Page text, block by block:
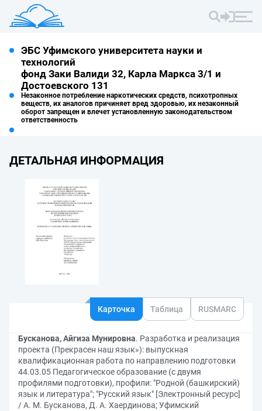
ЭБС Уфимского университета науки и
технологий
фонд Заки Валиди 32, Карла Маркса 3/1 и
Достоевского 131
Незаконное потребление наркотических средств, психотропных
веществ, их аналогов причиняет вред здоровью, их незаконный
оборот запрещен и влечет установленную законодательством
ответственность
ДЕТАЛЬНАЯ ИНФОРМАЦИЯ
Карточка Таблица RUSMARC
Бусканова, Айгиза Мунировна. Разработка и реализация
проекта (Прекрасен наш язык»): выпускная
квалификационная работа по направлению подготовки
44.03.05 Педагогическое образование (с двумя
профилями подготовки), профили: "Родной (башкирский)
язык и литература"; "Русский язык" [Электронный ресурс]
/ А. М. Бусканова, Д. А. Хаердинова; Уфимский